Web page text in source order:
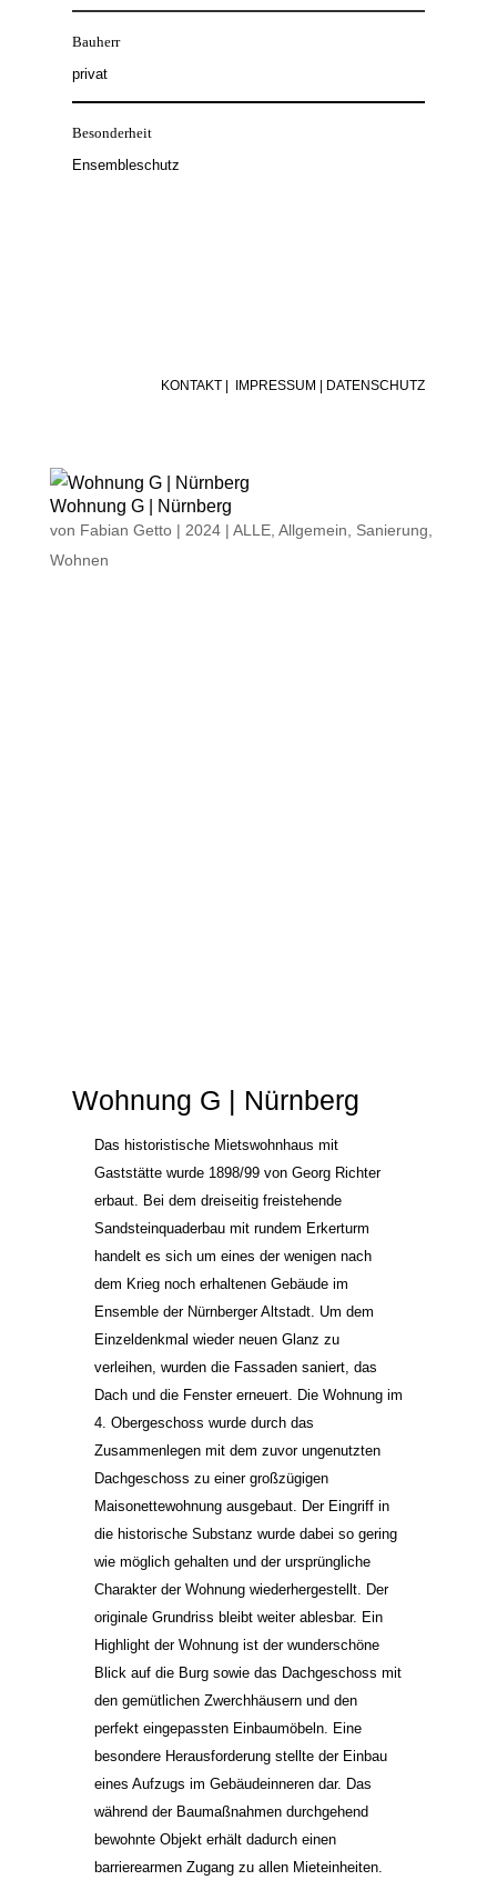
Bauherr
privat
Besonderheit
Ensembleschutz
KONTAKT | IMPRESSUM | DATENSCHUTZ
Wohnung G | Nürnberg
von Fabian Getto| 2024| ALLE, Allgemein Sanierung
Wohnen
Wohnung G | Nürnberg
Das historistische Mietswohnhaus mit
Gaststätte wurde 1898/99 von Georg Richter
erbaut. Bei dem dreiseitig freistehende
Sandsteinquaderbau mit rundem Erkerturm
handelt es sich um eines der wenigen nach
dem Krieg noch erhaltenen Gebäude im
Ensemble der Nürnberger Altstadt. Um dem
Einzeldenkmal wieder neuen Glanz zu
verleihen, wurden die Fassaden saniert, das
Dach und die Fenster erneuert. Die Wohnung im
4. Obergeschoss wurde durch das
Zusammenlegen mit dem zuvor ungenutzten
Dachgeschoss zu einer großzügigen
Maisonettewohnung ausgebaut. Der Eingriff in
die historische Substanz wurde dabei so gering
wie möglich gehalten und der ursprüngliche
Charakter der Wohnung wiederhergestellt. Der
originale Grundriss bleibt weiter ablesbar. Ein
Highlight der Wohnung ist der wunderschöne
Blick auf die Burg sowie das Dachgeschoss mit
den gemütlichen Zwerchhäusern und den
perfekt eingepassten Einbaumöbeln. Eine
besondere Herausforderung stellte der Einbau
eines Aufzugs im Gebäudeinneren dar. Das
während der Baumaßnahmen durchgehend
bewohnte Objekt erhält dadurch einen
barrierearmen Zugang zu allen Mieteinheiten.